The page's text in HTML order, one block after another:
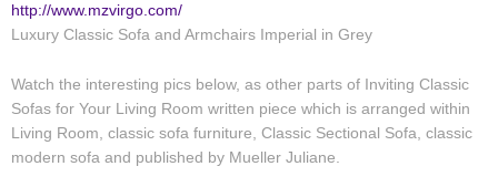
http://www.mzvirgo.com/
Luxury Classic Sofa and Armchairs Imperial in Grey
Watch the interesting pics below, as other parts of Inviting Classic
Sofas for Your Living Room written piece which is arranged within
Living Room, classic sofa furniture, Classic Sectional Sofa, classic
modern sofa and published by Mueller Juliane.